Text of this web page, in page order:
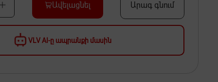
VLV AI-ը ապրանքի մասին
Ավելացնել Արագ գնում